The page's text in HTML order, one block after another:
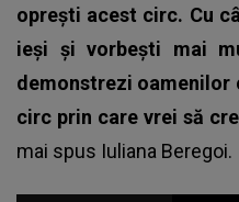
oprești acest circ. Cu
ieși și vorbești mai
demonstrezi oamenilor
circ prin care vrei să
mai spus Iuliana Beregoi.